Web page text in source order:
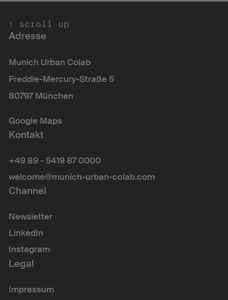
scroll up ↑
Adresse
Munich Urban Colab
Freddie-Mercury-Straße 5
80797 München
Google Maps
Kontakt
+49 89 - 5419 87 0000
welcome@munich-urban-colab.com
Channel
Newsletter
LinkedIn
Instagram
Legal
Impressum